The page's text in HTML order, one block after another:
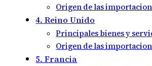
Origen de las
4. Reino Unido
Principales bienes y
Origen de las
5. Francia